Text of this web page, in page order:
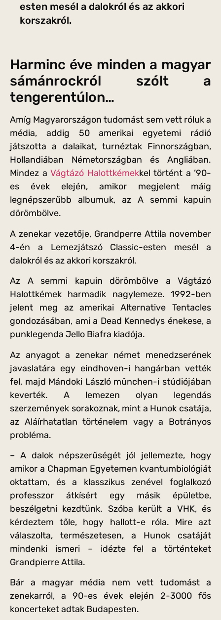
esten mesél a dalokról és az akkori
korszakról.
Harminc éve minden a magyar
sámánrockról szólt a
tengerentúlon…
Amíg Magyarországon tudomást sem vett róluk a
média, addig 50 amerikai egyetemi rádió
játszotta a dalaikat, turnéztak Finnországban,
Hollandiában Németországban és Angliában.
Mindez a Vágtázó Halottkémekkel történt a ’90-
es évek elején, amikor megjelent máig
legnépszerűbb albumuk, az A semmi kapuin
dörömbölve.
A zenekar vezetője, Grandperre Attila november
4-én a Lemezjátszó Classic-esten mesél a
dalokról és az akkori korszakról.
Az A semmi kapuin dörömbölve a Vágtázó
Halottkémek harmadik nagylemeze. 1992-ben
jelent meg az amerikai Alternative Tentacles
gondozásában, ami a Dead Kennedys énekese, a
punklegenda Jello Biafra kiadója.
Az anyagot a zenekar német menedzserének
javaslatára egy eindhoven-i hangárban vették
fel, majd Mándoki László münchen-i stúdiójában
keverték. A lemezen olyan legendás
szerzemények sorakoznak, mint a Hunok csatája,
az Aláírhatatlan történelem vagy a Botrányos
probléma.
– A dalok népszerűségét jól jellemezte, hogy
amikor a Chapman Egyetemen kvantumbiológiát
oktattam, és a klasszikus zenével foglalkozó
professzor átkísért egy másik épületbe,
beszélgetni kezdtünk. Szóba került a VHK, és
kérdeztem tőle, hogy hallott-e róla. Mire azt
válaszolta, természetesen, a Hunok csatáját
mindenki ismeri – idézte fel a történteket
Grandpierre Attila.
Bár a magyar média nem vett tudomást a
zenekarról, a 90-es évek elején 2-3000 fős
koncerteket adtak Budapesten.